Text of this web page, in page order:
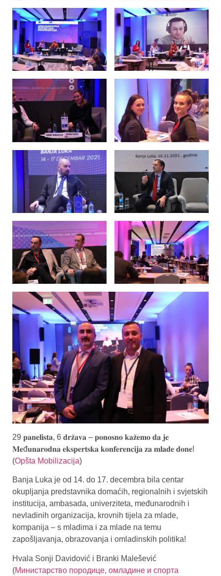
29 𝐩𝐚𝐧𝐞𝐥𝐢𝐬𝐭𝐚, 6 𝐝𝐫𝐳̌𝐚𝐯𝐚 – 𝐩𝐨𝐧𝐨𝐬𝐧𝐨 𝐤𝐚𝐳̌𝐞𝐦𝐨 𝐝𝐚 𝐣𝐞
𝐌𝐞đ𝐮𝐧𝐚𝐫𝐨𝐝𝐧𝐚 𝐞𝐤𝐬𝐩𝐞𝐫𝐭𝐬𝐤𝐚 𝐤𝐨𝐧𝐟𝐞𝐫𝐞𝐧𝐜𝐢𝐣𝐚 𝐳𝐚 𝐦𝐥𝐚𝐝𝐞 𝐝𝐨𝐧𝐞!
(Opšta Mobilizacija)
Banja Luka je od 14. do 17. decembra bila centar
okupljanja predstavnika domaćih, regionalnih i svjetskih
institucija, ambasada, univerziteta, međunarodnih i
nevladinih organizacija, krovnih tijela za mlade,
kompanija – s mladima i za mlade na temu
zapošljavanja, obrazovanja i omladinskih politika!
Hvala Sonji Davidović i Branki Malešević
(Министарство породице, омладине и спорта